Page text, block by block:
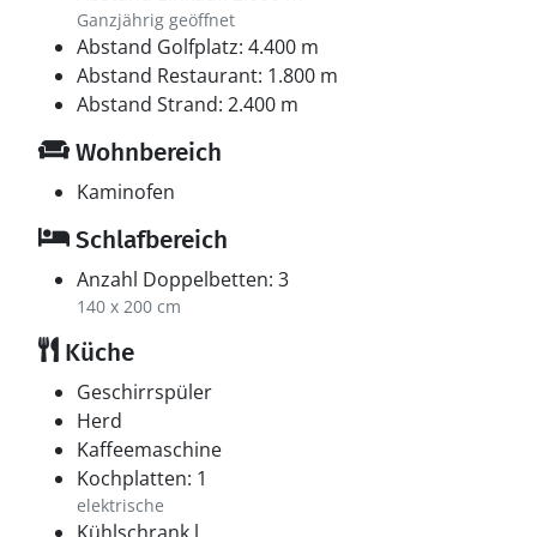
Ganzjährig geöffnet
Abstand Golfplatz: 4.400 m
Abstand Restaurant: 1.800 m
Abstand Strand: 2.400 m
Wohnbereich
Kaminofen
Schlafbereich
Anzahl Doppelbetten: 3
140 x 200 cm
Küche
Geschirrspüler
Herd
Kaffeemaschine
Kochplatten: 1
elektrische